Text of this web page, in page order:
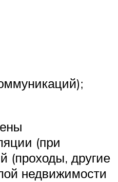
(при
(проходы, другие
недвижимости